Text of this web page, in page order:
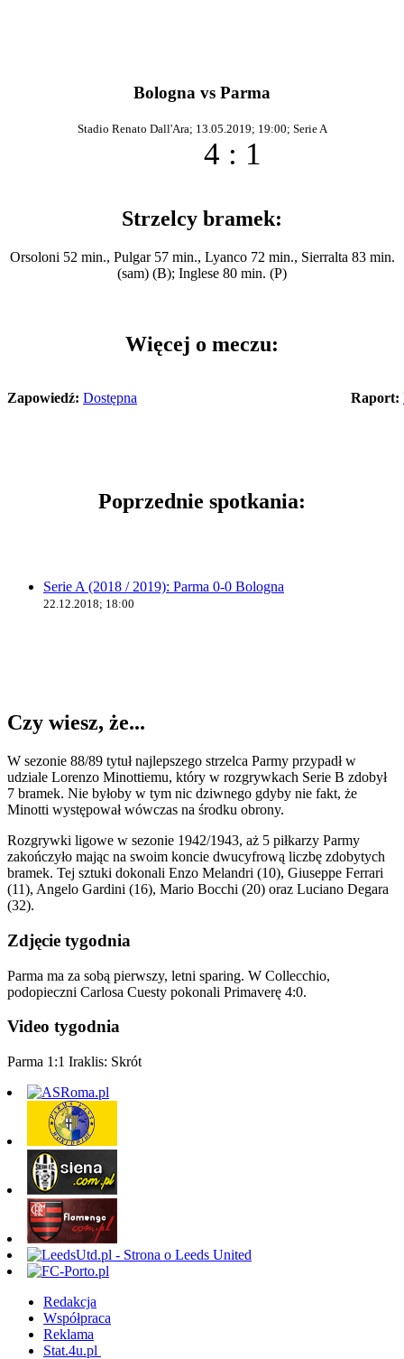
Bologna vs Parma
Stadio Renato Dall'Ara; 13.05.2019; 19:00; Serie A
4 : 1
Strzelcy bramek:
Orsoloni 52 min., Pulgar 57 min., Lyanco 72 min., Sierralta 83 min.
(sam) (B); Inglese 80 min. (P)
Więcej o meczu:
Zapowiedź: Dostępna Raport:
Poprzednie spotkania:
Serie A (2018 / 2019): Parma 0-0 Bologna
22.12.2018; 18:00
Czy wiesz, że...
W sezonie 88/89 tytuł najlepszego strzelca Parmy przypadł w
udziale Lorenzo Minottiemu, który w rozgrywkach Serie B zdobył
7 bramek. Nie byłoby w tym nic dziwnego gdyby nie fakt, że
Minotti występował wówczas na środku obrony.
Rozgrywki ligowe w sezonie 1942/1943, aż 5 piłkarzy Parmy
zakończyło mając na swoim koncie dwucyfrową liczbę zdobytych
bramek. Tej sztuki dokonali Enzo Melandri (10), Giuseppe Ferrari
(11), Angelo Gardini (16), Mario Bocchi (20) oraz Luciano Degara
(32).
Zdjęcie tygodnia
Parma ma za sobą pierwszy, letni sparing. W Collecchio,
podopieczni Carlosa Cuesty pokonali Primaverę 4:0.
Video tygodnia
Parma 1:1 Iraklis: Skrót
Redakcja
Współpraca
Reklama
Stat.4u.pl